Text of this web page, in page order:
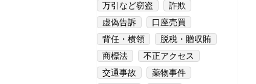
万引など窃盗
詐欺
虚偽告訴
口座売買
背任・横領
脱税・贈収賄
商標法
不正アクセス
交通事故
薬物事件